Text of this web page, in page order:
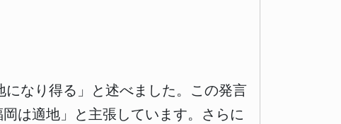
なり得る」と述べました。この発言
は適地」と主張しています。さらに